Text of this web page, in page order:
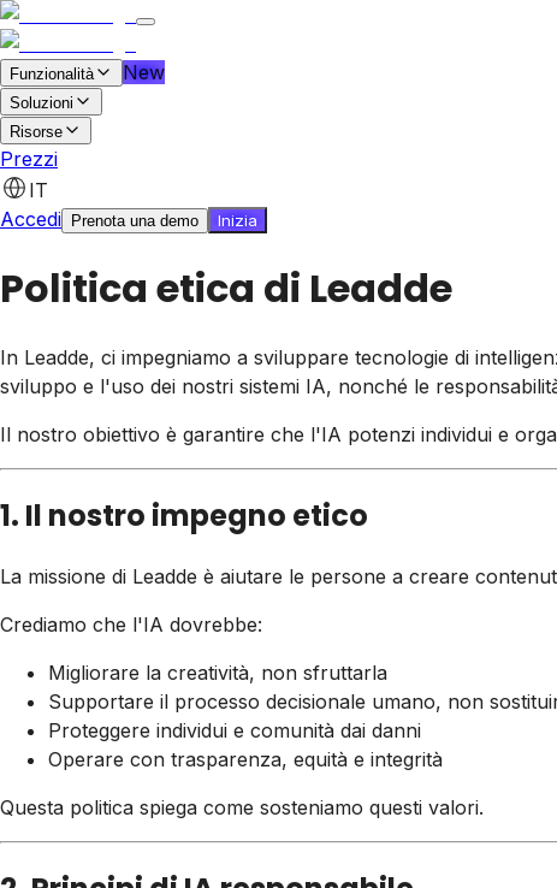
Funzionalità New
Soluzioni
Risorse
Prezzi
IT
Accedi
Prenota una demo Inizia
Inizia gratis
Politica etica di Leadde
In Leadde, ci impegniamo a sviluppare tecnologie di
sviluppo e l'uso dei nostri sistemi IA, nonché le
Il nostro obiettivo è garantire che l'IA potenzi individui e
1. Il nostro impegno etico
La missione di Leadde è aiutare le persone a creare
Crediamo che l'IA dovrebbe:
Migliorare la creatività, non sfruttarla
Supportare il processo decisionale umano, non
Proteggere individui e comunità dai danni
Operare con trasparenza, equità e integrità
Questa politica spiega come sosteniamo questi valori.